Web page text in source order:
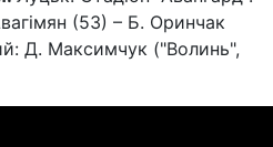
(53) – Б. Оринчак
Д. Максимчук ("Волинь",